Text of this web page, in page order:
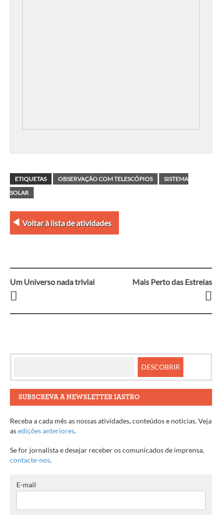
ETIQUETAS OBSERVAÇÃO COM TELESCÓPIOS
SISTEMA
SOLAR
Voltar à lista de atividades
Navegação
entre
Um Universo nada trivial Mais Perto das Estrelas
SUBSCREVA A NEWSLETTER IASTRO
Receba a cada mês as nossas atividades, conteúdos e notícias. Veja
asedições anteriores.
Se for jornalista e desejar receber os comunicados de imprensa,
contacte-nos.
E-mail